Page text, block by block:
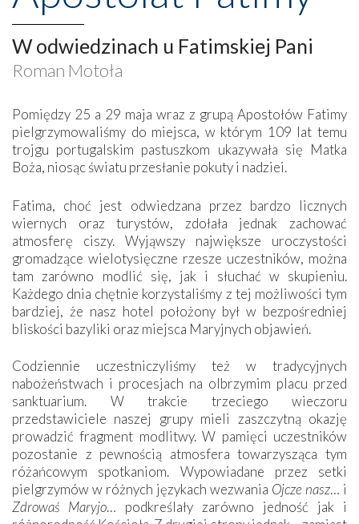
W odwiedzinach u Fatimskiej Pani
Roman Motoła
Pomiędzy 25 a 29 maja wraz z grupą Apostołów Fatimy
pielgrzymowaliśmy do miejsca, w którym 109 lat temu
trojgu portugalskim pastuszkom ukazywała się Matka
Boża, niosąc światu przesłanie pokuty i nadziei.
Fatima, choć jest odwiedzana przez bardzo licznych
wiernych oraz turystów, zdołała jednak zachować
atmosferę ciszy. Wyjąwszy największe uroczystości
gromadzące wielotysięczne rzesze uczestników, można
tam zarówno modlić się, jak i słuchać w skupieniu.
Każdego dnia chętnie korzystaliśmy z tej możliwości tym
bardziej, że nasz hotel położony był w bezpośredniej
bliskości bazyliki oraz miejsca Maryjnych objawień.
Codziennie uczestniczyliśmy też w tradycyjnych
nabożeństwach i procesjach na olbrzymim placu przed
sanktuarium. W trakcie trzeciego wieczoru
przedstawiciele naszej grupy mieli zaszczytną okazję
prowadzić fragment modlitwy. W pamięci uczestników
pozostanie z pewnością atmosfera towarzysząca tym
różańcowym spotkaniom. Wypowiadane przez setki
pielgrzymów w różnych językach wezwania Ojcze nasz… i
Zdrowaś Maryjo… podkreślały zarówno jedność jak i